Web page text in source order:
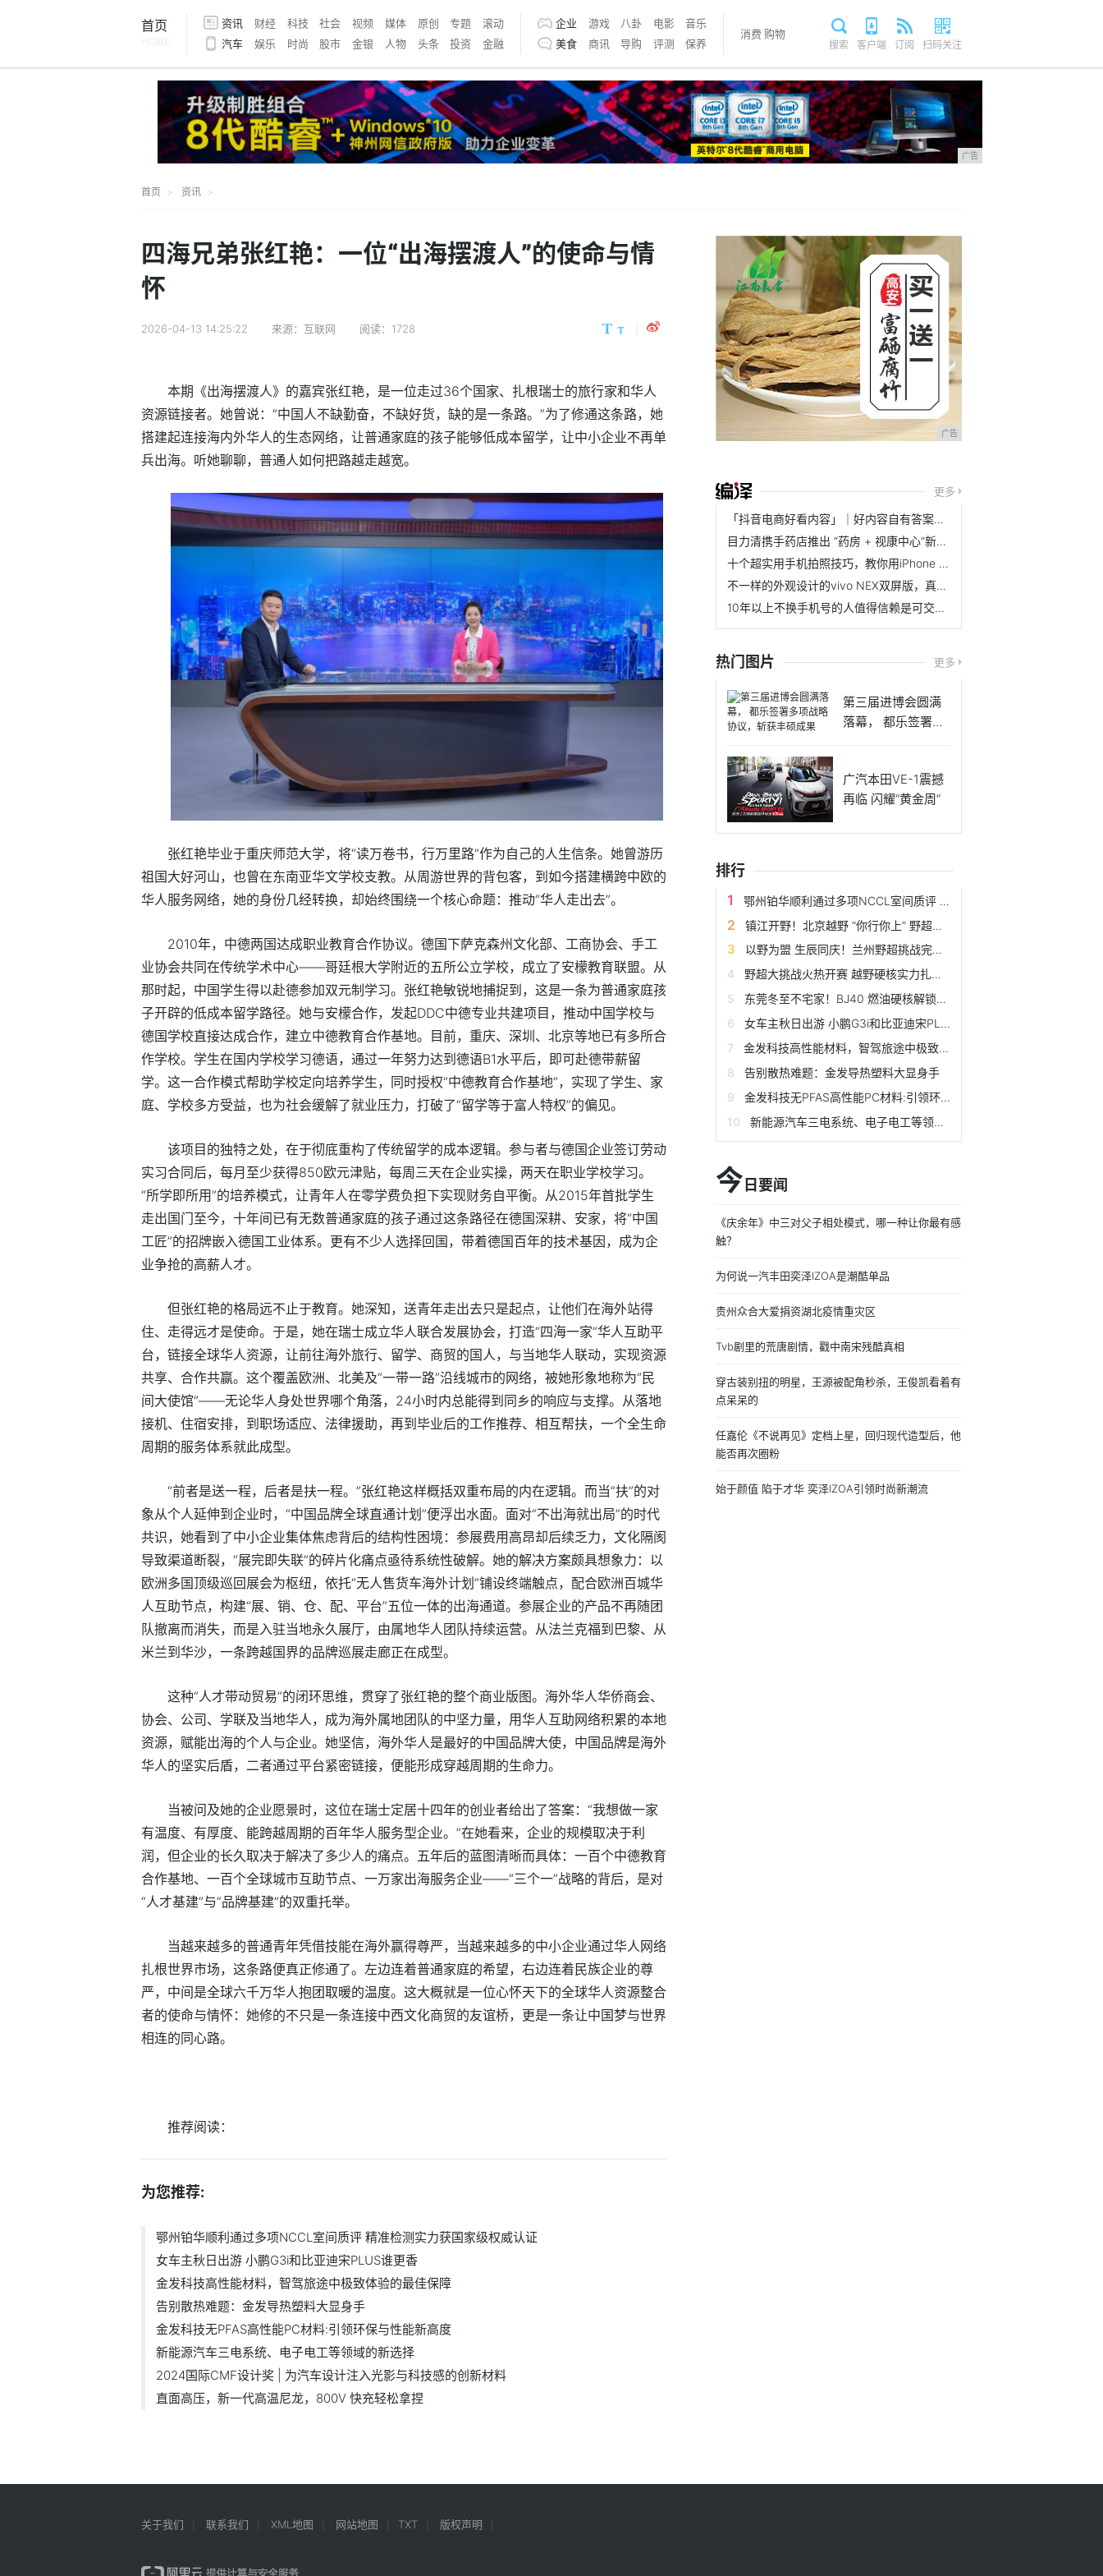
首页
HOME
资讯 财经 科技 社会 视频 媒体 原创 专题
滚动
汽车
娱乐 时尚 股市 金银 人物 头条 投资 金融
企业 游戏 八卦 电影
音乐
美食
商讯 导购 评测 保养
消费 购物
搜索 客户端 订阅 扫码关注
广告
首页 资讯
四海兄弟张红艳：一位“出海摆渡人”的使命与情
怀
2026-04-13 14:25:22 来源：互联网 阅读：1728
本期《出海摆渡人》的嘉宾张红艳，是一位走过36个国家、扎根瑞士的旅行家和华人
资源链接者。她曾说：“中国人不缺勤奋，不缺好货，缺的是一条路。”为了修通这条路，她
搭建起连接海内外华人的生态网络，让普通家庭的孩子能够低成本留学，让中小企业不再单
兵出海。听她聊聊，普通人如何把路越走越宽。
张红艳毕业于重庆师范大学，将“读万卷书，行万里路”作为自己的人生信条。她曾游历
祖国大好河山，也曾在东南亚华文学校支教。从周游世界的背包客，到如今搭建横跨中欧的
华人服务网络，她的身份几经转换，却始终围绕一个核心命题：推动“华人走出去”。
2010年，中德两国达成职业教育合作协议。德国下萨克森州文化部、工商协会、手工
业协会共同在传统学术中心——哥廷根大学附近的五所公立学校，成立了安檬教育联盟。从
那时起，中国学生得以赴德参加双元制学习。张红艳敏锐地捕捉到，这是一条为普通家庭孩
子开辟的低成本留学路径。她与安檬合作，发起DDC中德专业共建项目，推动中国学校与
德国学校直接达成合作，建立中德教育合作基地。目前，重庆、深圳、北京等地已有多所合
作学校。学生在国内学校学习德语，通过一年努力达到德语B1水平后，即可赴德带薪留
学。这一合作模式帮助学校定向培养学生，同时授权“中德教育合作基地”，实现了学生、家
庭、学校多方受益，也为社会缓解了就业压力，打破了“留学等于富人特权”的偏见。
该项目的独特之处，在于彻底重构了传统留学的成本逻辑。参与者与德国企业签订劳动
实习合同后，每月至少获得850欧元津贴，每周三天在企业实操，两天在职业学校学习。
“所学即所用”的培养模式，让青年人在零学费负担下实现财务自平衡。从2015年首批学生
走出国门至今，十年间已有无数普通家庭的孩子通过这条路径在德国深耕、安家，将“中国
工匠”的招牌嵌入德国工业体系。更有不少人选择回国，带着德国百年的技术基因，成为企
业争抢的高薪人才。
但张红艳的格局远不止于教育。她深知，送青年走出去只是起点，让他们在海外站得
住、走得远才是使命。于是，她在瑞士成立华人联合发展协会，打造“四海一家”华人互助平
台，链接全球华人资源，让前往海外旅行、留学、商贸的国人，与当地华人联动，实现资源
共享、合作共赢。这个覆盖欧洲、北美及“一带一路”沿线城市的网络，被她形象地称为“民
间大使馆”——无论华人身处世界哪个角落，24小时内总能得到同乡的响应与支撑。从落地
接机、住宿安排，到职场适应、法律援助，再到毕业后的工作推荐、相互帮扶，一个全生命
周期的服务体系就此成型。
“前者是送一程，后者是扶一程。”张红艳这样概括双重布局的内在逻辑。而当“扶”的对
象从个人延伸到企业时，“中国品牌全球直通计划”便浮出水面。面对“不出海就出局”的时代
共识，她看到了中小企业集体焦虑背后的结构性困境：参展费用高昂却后续乏力，文化隔阂
导致渠道断裂，“展完即失联”的碎片化痛点亟待系统性破解。她的解决方案颇具想象力：以
欧洲多国顶级巡回展会为枢纽，依托“无人售货车海外计划”铺设终端触点，配合欧洲百城华
人互助节点，构建“展、销、仓、配、平台”五位一体的出海通道。参展企业的产品不再随团
队撤离而消失，而是入驻当地永久展厅，由属地华人团队持续运营。从法兰克福到巴黎、从
米兰到华沙，一条跨越国界的品牌巡展走廊正在成型。
这种“人才带动贸易”的闭环思维，贯穿了张红艳的整个商业版图。海外华人华侨商会、
协会、公司、学联及当地华人，成为海外属地团队的中坚力量，用华人互助网络积累的本地
资源，赋能出海的个人与企业。她坚信，海外华人是最好的中国品牌大使，中国品牌是海外
华人的坚实后盾，二者通过平台紧密链接，便能形成穿越周期的生命力。
当被问及她的企业愿景时，这位在瑞士定居十四年的创业者给出了答案：“我想做一家
有温度、有厚度、能跨越周期的百年华人服务型企业。”在她看来，企业的规模取决于利
润，但企业的长久取决于解决了多少人的痛点。五年后的蓝图清晰而具体：一百个中德教育
合作基地、一百个全球城市互助节点、一万家出海服务企业——“三个一”战略的背后，是对
“人才基建”与“品牌基建”的双重托举。
当越来越多的普通青年凭借技能在海外赢得尊严，当越来越多的中小企业通过华人网络
扎根世界市场，这条路便真正修通了。左边连着普通家庭的希望，右边连着民族企业的尊
严，中间是全球六千万华人抱团取暖的温度。这大概就是一位心怀天下的全球华人资源整合
者的使命与情怀：她修的不只是一条连接中西文化商贸的友谊桥，更是一条让中国梦与世界
相连的同心路。
推荐阅读：
为您推荐:
鄂州铂华顺利通过多项NCCL室间质评 精准检测实力获国家级权威认证
女车主秋日出游 小鹏G3i和比亚迪宋PLUS谁更香
金发科技高性能材料，智驾旅途中极致体验的最佳保障
告别散热难题：金发导热塑料大显身手
金发科技无PFAS高性能PC材料:引领环保与性能新高度
新能源汽车三电系统、电子电工等领域的新选择
2024国际CMF设计奖 | 为汽车设计注入光影与科技感的创新材料
直面高压，新一代高温尼龙，800V 快充轻松拿捏
广告
更多
「抖音电商好看内容」｜好内容自有答案，10大行业爆款好点子来了
目力清携手药店推出 “药房 + 视康中心”新模式，助力眼健康
十个超实用手机拍照技巧，教你用iPhone 拍出完美照片!
不一样的外观设计的vivo NEX双屏版，真的酷到没朋友！!
10年以上不换手机号的人值得信赖是可交之人！!
热门图片 更多
第三届进博会圆满
落幕， 都乐签署多
广汽本田VE-1震撼
再临 闪耀“黄金周”
排行
鄂州铂华顺利通过多项NCCL室间质评 精准检测实力获国家级权威认证
镇江开野！北京越野 “你行你上” 野超赛燃爆江苏
以野为盟 生辰同庆！兰州野超挑战完美收官
野超大挑战火热开赛 越野硬核实力扎根重庆烟火
东莞冬至不宅家！BJ40 燃油硬核解锁越野新潮流
女车主秋日出游 小鹏G3i和比亚迪宋PLUS谁更香
金发科技高性能材料，智驾旅途中极致体验的最佳保障
告别散热难题：金发导热塑料大显身手
金发科技无PFAS高性能PC材料:引领环保与性能新高度
新能源汽车三电系统、电子电工等领域的新选择
今 日要闻
《庆余年》中三对父子相处模式，哪一种让你最有感
触？
为何说一汽丰田奕泽IZOA是潮酷单品
贵州众合大爱捐资湖北疫情重灾区
Tvb剧里的荒唐剧情，戳中南宋残酷真相
穿古装别扭的明星，王源被配角秒杀，王俊凯看着有
点呆呆的
任嘉伦《不说再见》定档上星，回归现代造型后，他
能否再次圈粉
始于颜值 陷于才华 奕泽IZOA引领时尚新潮流
关于我们 联系我们 XML地图 网站地图 TXT 版权声明